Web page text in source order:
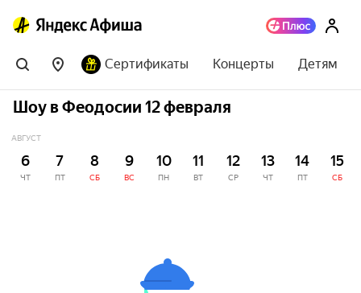
Сертификаты Концерты Детям
Шоу в Феодосии 12 февраля
АВГУСТ
6
ЧТ
7
ПТ
8
СБ
9
ВС
10
ПН
11
ВТ
12
СР
13
ЧТ
14
ПТ
15
СБ